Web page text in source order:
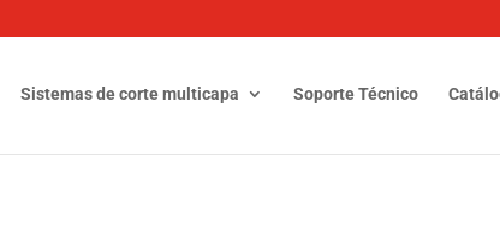
Sistemas de corte multicapa Soporte Técnico